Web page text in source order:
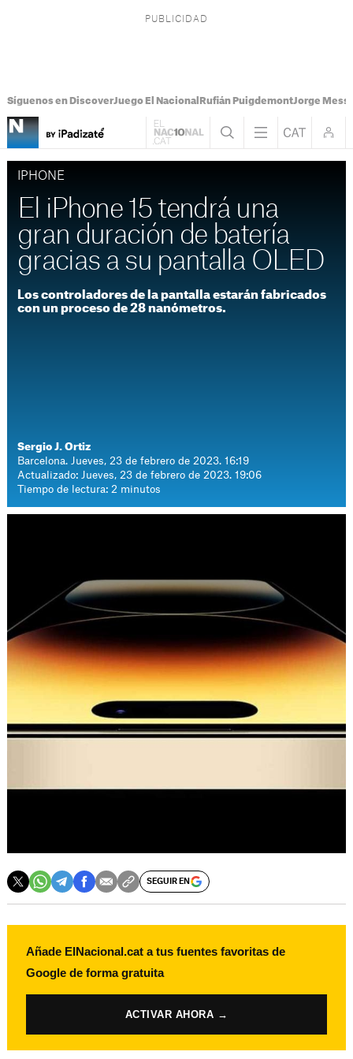
Síguenos en DiscoverJuego El Nacional Rufián PuigdemontJorge Messi
IPHONE
El iPhone 15 tendrá una
gran duración de batería
gracias a su pantalla OLED
Los controladores de la pantalla estarán fabricados
con un proceso de 28 nanómetros.
Sergio J. Ortiz
Barcelona. Jueves, 23 de febrero de 2023. 16:19
Actualizado: Jueves, 23 de febrero de 2023. 19:06
Tiempo de lectura: 2 minutos
SEGUIR EN
Añade ElNacional.cat a tus fuentes favoritas de
Google de forma gratuita
ACTIVAR AHORA →